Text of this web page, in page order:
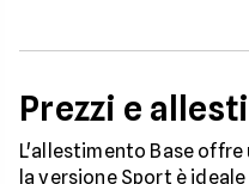
Prezzi e
L'allestimento Base
la versione Sport è